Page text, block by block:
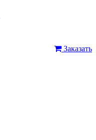
Заказать